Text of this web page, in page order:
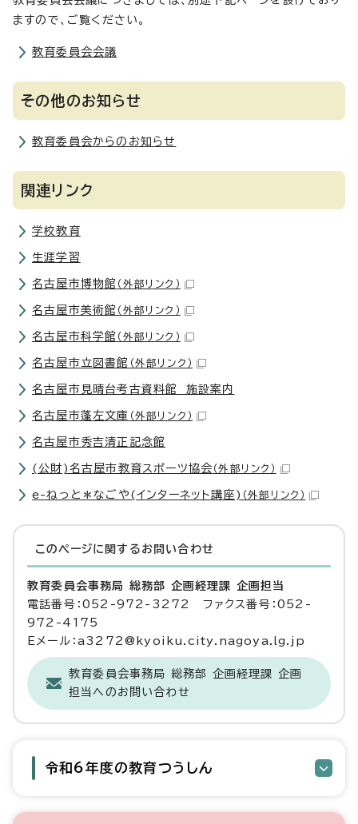
ますので、ご覧ください。
教育委員会会議
その他のお知らせ
教育委員会からのお知らせ
関連リンク
学校教育
生涯学習
名古屋市博物館 （外部リンク）
名古屋市美術館 （外部リンク）
名古屋市科学館 （外部リンク）
名古屋市立図書館 （外部リンク）
名古屋市見晴台考古資料館 施設案内
名古屋市蓬左文庫 （外部リンク）
名古屋市秀吉清正記念館
(公財)名古屋市教育スポーツ協会 （外部リンク）
e-ねっと＊なごや(インターネット講座) （外部リンク）
このページに関する お問い合わせ
教育委員会事務局 総務部 企画経理課 企画担当
電話番号：052-972-3272 ファクス番号：052-
972-4175
Eメール：a3272@kyoiku.city.nagoya.lg.jp
教育委員会事務局 総務部 企画経理課 企画
担当へのお問い合わせ
令和6年度の教育つうしん